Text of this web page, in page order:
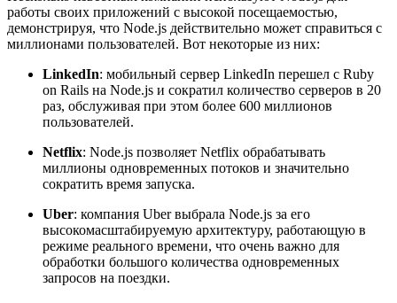
работы своих приложений с высокой посещаемостью,
демонстрируя, что Node.js действительно может справиться с
миллионами пользователей. Вот некоторые из них:
LinkedIn: мобильный сервер LinkedIn перешел с Ruby
on Rails на Node.js и сократил количество серверов в 20
раз, обслуживая при этом более 600 миллионов
пользователей.
Netflix: Node.js позволяет Netflix обрабатывать
миллионы одновременных потоков и значительно
сократить время запуска.
Uber: компания Uber выбрала Node.js за его
высокомасштабируемую архитектуру, работающую в
режиме реального времени, что очень важно для
обработки большого количества одновременных
запросов на поездки.